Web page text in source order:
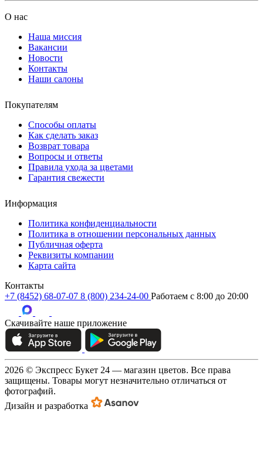
О нас
Наша миссия
Вакансии
Новости
Контакты
Наши салоны
Покупателям
Способы оплаты
Как сделать заказ
Возврат товара
Вопросы и ответы
Правила ухода за цветами
Гарантия свежести
Информация
Политика конфиденциальности
Политика в отношении персональных данных
Публичная оферта
Реквизиты компании
Карта сайта
Контакты
+7 (8452) 68-07-07 8 (800) 234-24-00 Работаем c 8:00 до 20:00
Скачивайте наше приложение
2026 © Экспресс Букет 24 — магазин цветов. Все права
защищены. Товары могут незначительно отличаться от
фотографий.
Дизайн и разработка